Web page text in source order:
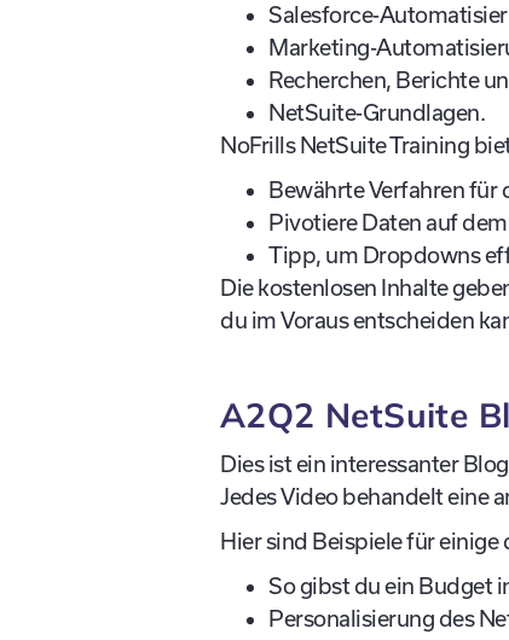
Salesforce-
Marketing-
Recherchen, Berichte
NetSuite-Grundlagen.
NoFrills NetSuite Training
Bewährte Verfahren für
Pivotiere Daten auf
Tipp, um Dropdowns
Die kostenlosen Inhalte
du im Voraus entscheiden
A2Q2 NetSuite
Dies ist ein interessanter
Jedes Video behandelt eine
Hier sind Beispiele für einige
So gibst du ein Budget
Personalisierung des